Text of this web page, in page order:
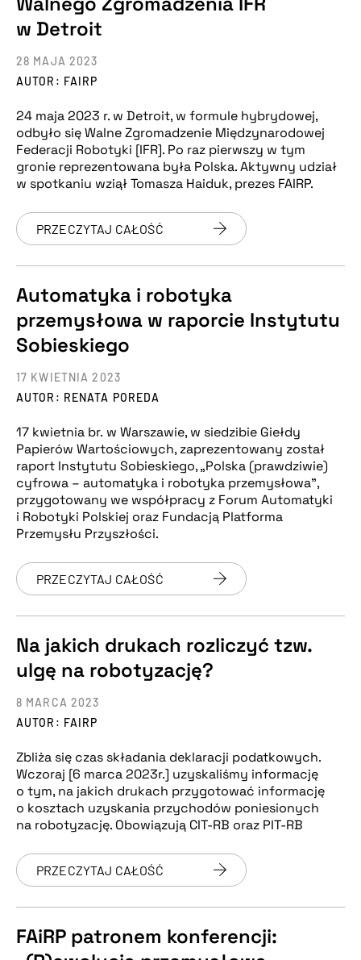
w Detroit
AUTOR: FAIRP
28 MAJA 2023
24 maja 2023 r. w Detroit, w formule hybrydowej,
odbyło się Walne Zgromadzenie Międzynarodowej
Federacji Robotyki [IFR]. Po raz pierwszy w tym
gronie reprezentowana była Polska. Aktywny udział
w spotkaniu wziął Tomasza Haiduk, prezes FAIRP.
PRZECZYTAJ CAŁOŚĆ
Automatyka i robotyka
przemysłowa w raporcie Instytutu
Sobieskiego
AUTOR: RENATA POREDA
17 KWIETNIA 2023
17 kwietnia br. w Warszawie, w siedzibie Giełdy
Papierów Wartościowych, zaprezentowany został
raport Instytutu Sobieskiego, „Polska (prawdziwie)
cyfrowa – automatyka i robotyka przemysłowa”,
przygotowany we współpracy z Forum Automatyki
i Robotyki Polskiej oraz Fundacją Platforma
Przemysłu Przyszłości.
PRZECZYTAJ CAŁOŚĆ
Na jakich drukach rozliczyć tzw.
ulgę na robotyzację?
AUTOR: FAIRP
8 MARCA 2023
Zbliża się czas składania deklaracji podatkowych.
Wczoraj [6 marca 2023r.] uzyskaliśmy informację
o tym, na jakich drukach przygotować informację
o kosztach uzyskania przychodów poniesionych
na robotyzację. Obowiązują CIT-RB oraz PIT-RB
PRZECZYTAJ CAŁOŚĆ
FAiRP patronem konferencji: